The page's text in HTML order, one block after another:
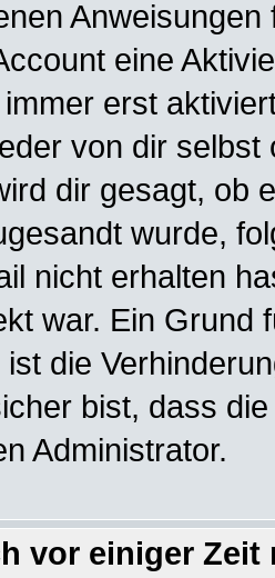
eine
erst
von dir selbst
dir gesagt, ob
wurde,
nicht erhalten
war. Ein Grund
die
bist, dass
Administrator.
vor einiger